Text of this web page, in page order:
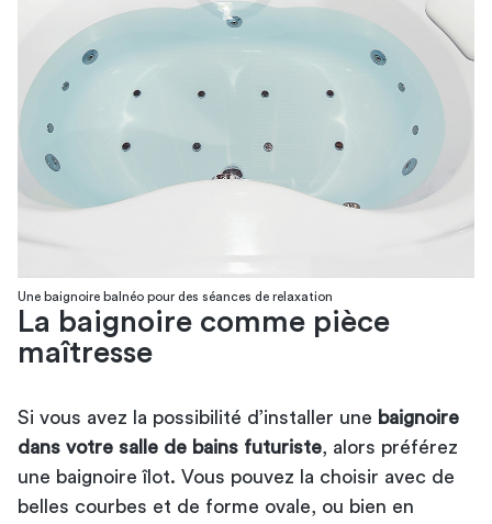
Une baignoire balnéo pour des séances de relaxation
La baignoire comme pièce
maîtresse
Si vous avez la possibilité d’installer une baignoire
dans votre salle de bains futuriste , alors préférez
une baignoire îlot. Vous pouvez la choisir avec de
belles courbes et de forme ovale, ou bien en